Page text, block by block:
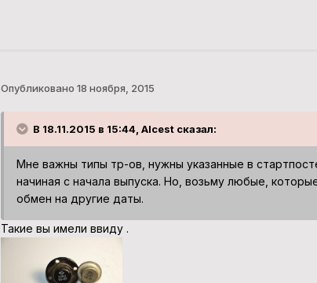
Опубликовано 18 ноября, 2015
В 18.11.2015 в 15:44, Alcest сказал:
Мне важны типы тр-ов, нужны указанные в
начиная с начала выпуска. Но, возьму любые,
обмен на другие даты.
Такие вы имели ввиду .